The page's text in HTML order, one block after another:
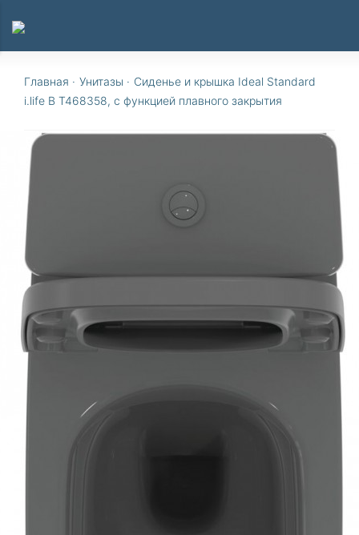
Главная · Унитазы · Сиденье и крышка Ideal Standard
i.life B T468358, с функцией плавного закрытия